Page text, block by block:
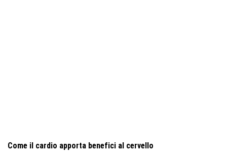
Come il cardio apporta benefici al cervello